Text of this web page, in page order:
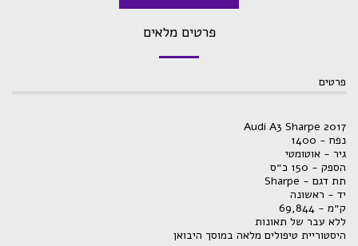
פרטים מלאים
פרטים
Audi A3 Sharpe 2017
נפח - 1400
גיר - אוטומטי
הספק - 150 כ״ס
תת דגם - Sharpe
יד - ראשונה
ק״מ - 69,844
ללא עבר של תאונות
היסטוריית טיפולים מלאה במוסך היבואן